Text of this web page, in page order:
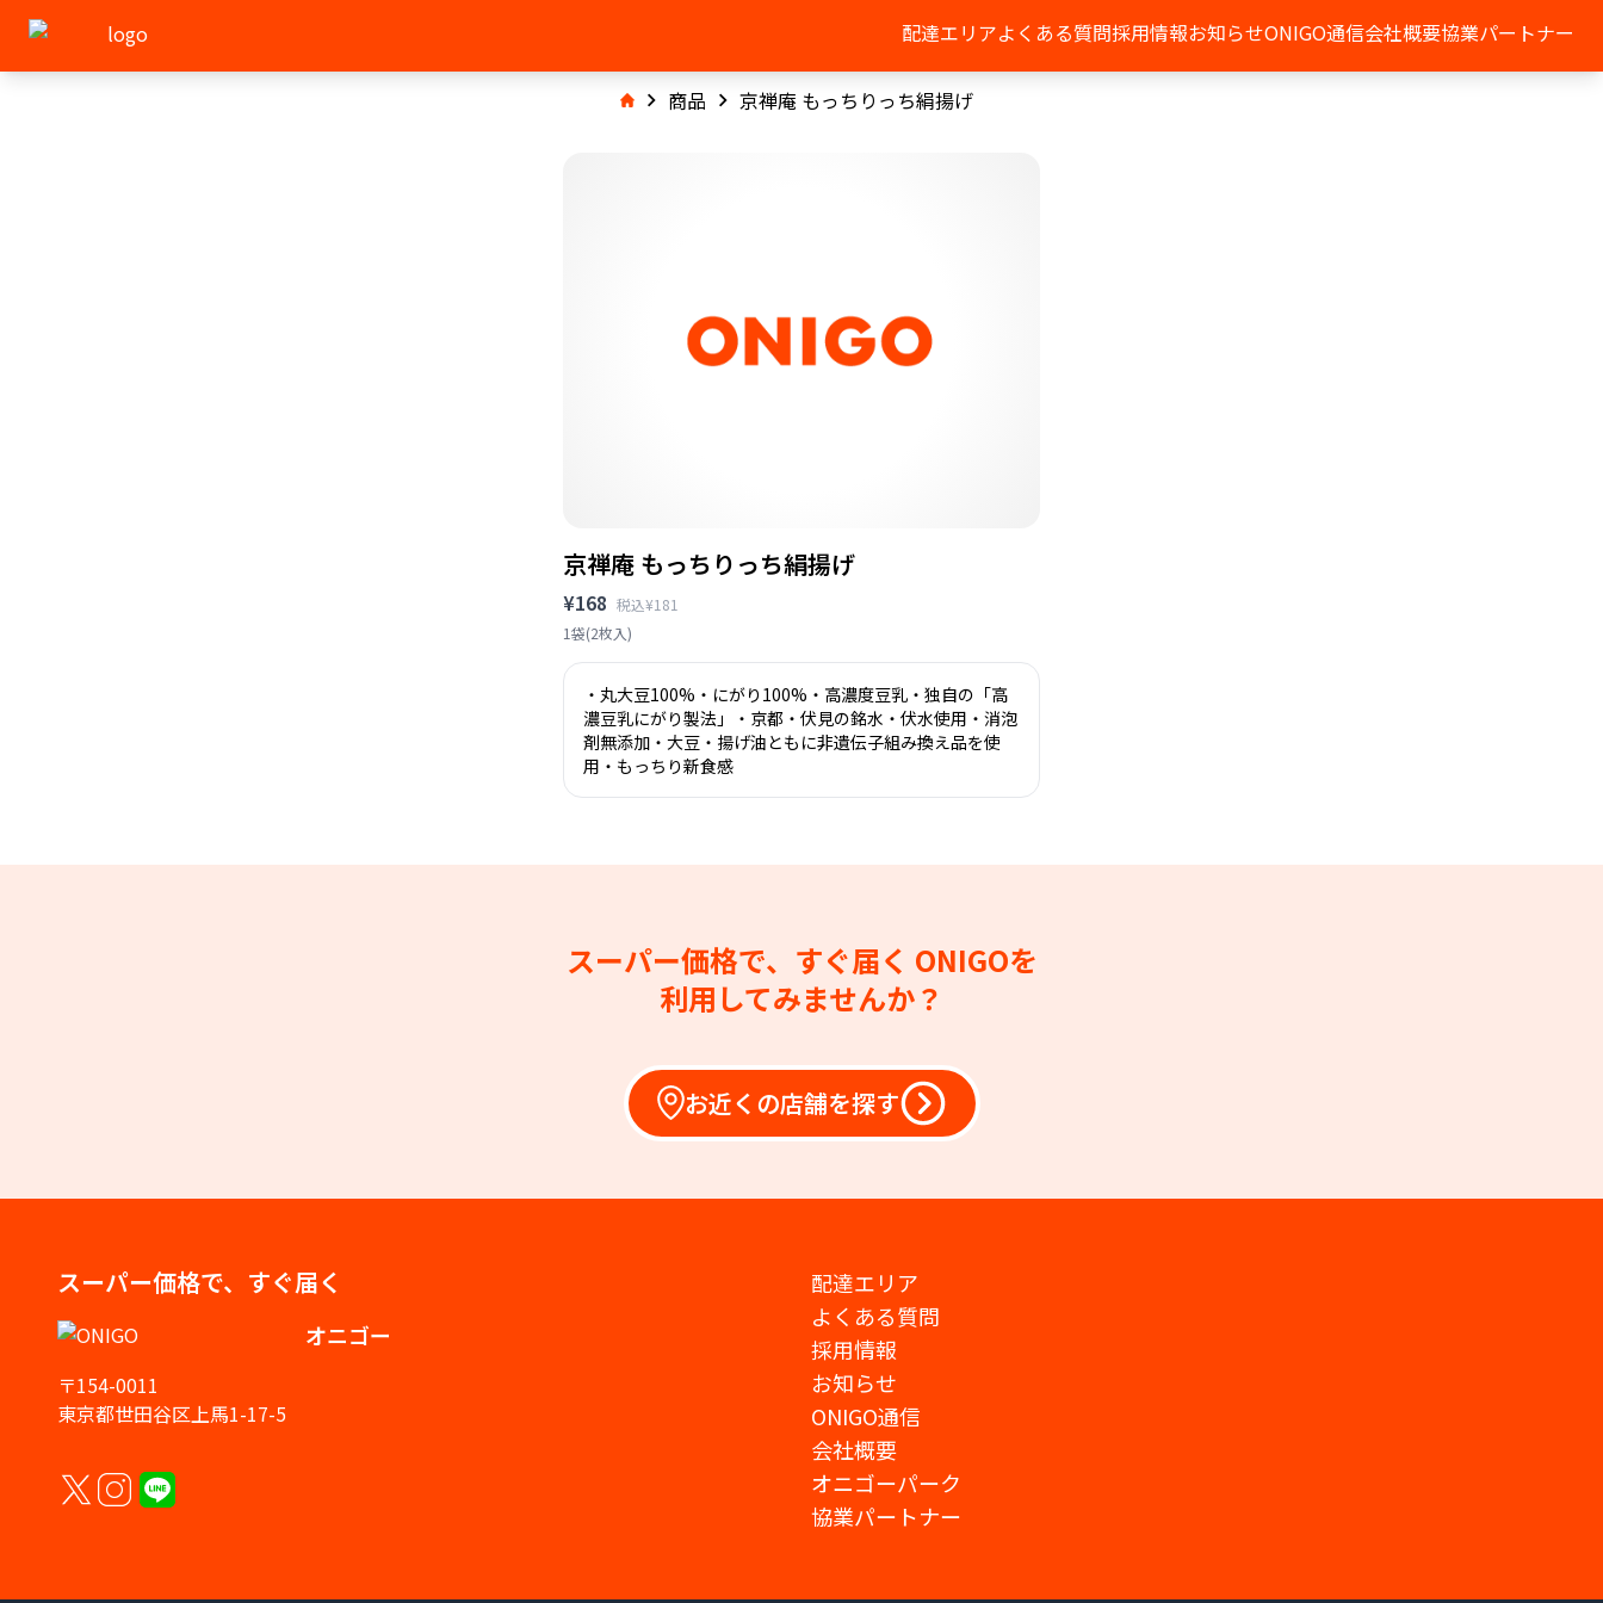
配達エリアよくある質問採用情報お知らせONIGO通信会社概要協業パートナー
商品 京禅庵 もっちりっち絹揚げ
京禅庵 もっちりっち絹揚げ
¥168 税込¥181
1袋(2枚入)
・丸大豆100%・にがり100%・高濃度豆乳・独自の「高
濃豆乳にがり製法」・京都・伏見の銘水・伏水使用・消泡
剤無添加・大豆・揚げ油ともに非遺伝子組み換え品を使
用・もっちり新食感
スーパー価格で、すぐ届く ONIGOを
利用してみませんか？
お近くの店舗を探す
スーパー価格で、すぐ届く
オニゴー
〒154-0011
東京都世田谷区上馬1-17-5
配達エリア
よくある質問
採用情報
お知らせ
ONIGO通信
会社概要
オニゴーパーク
協業パートナー